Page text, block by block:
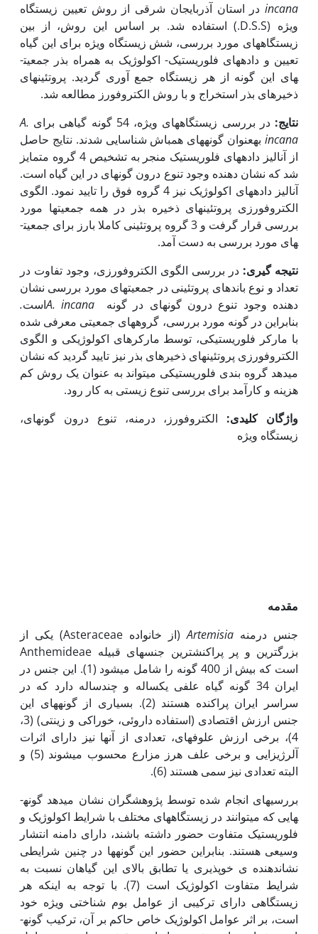
incana در استان آذربایجان شرقی از روش تعیین زیستگاه
ویژه (D.S.S.) استفاده شد. بر اساس این روش، از بین
زیستگاه­های مورد بررسی، شش زیستگاه ویژه برای این گیاه
تعیین و داده­های فلوریستیک- اکولوژیک به همراه بذر جمعیت­
های این گونه از هر زیستگاه جمع آوری گردید. پروتئین­های
ذخیره­ای بذر استخراج و با روش الکتروفورز مطالعه شد.
نتایج: در بررسی زیستگاه­های ویژه، 54 گونه گیاهی برای
A.
incana به­عنوان گونه­های همباش شناسایی شدند. نتایج حاصل
از آنالیز داده­های فلوریستیک منجر به تشخیص 4 گروه متمایز
شد که نشان دهنده وجود تنوع درون گونه­ای در این گیاه است.
آنالیز داده­های اکولوژیک نیز 4 گروه فوق را تایید نمود. الگوی
الکتروفورزی پروتئین­های ذخیره بذر در همه جمعیت­ها مورد
بررسی قرار گرفت و 3 گروه پروتئینی کاملا بارز برای جمعیت­
های مورد بررسی به دست آمد.
نتیجه گیری: در بررسی الگوی الکتروفورزی، وجود تفاوت در
تعداد و نوع باندهای پروتئینی در جمعیت­های مورد بررسی نشان
دهنده وجود تنوع درون گونه­ای در گونه
است.
بنابراین در گونه مورد بررسی، گروه­های جمعیتی معرفی شده
با مارکر فلوریستیکی، توسط مارکر­های اکولوژیکی و الگوی
الکتروفورزی پروتئین­های ذخیره­ای بذر نیز تایید گردید که نشان
می­دهد گروه بندی فلوریستیکی می­تواند به عنوان یک روش کم
هزینه و کارآمد برای بررسی تنوع زیستی به کار رود.
واژگان کلیدی: الکتروفورز، درمنه، تنوع درون گونه­ای،
زیستگاه ویژه
مقدمه
جنس درمنه Artemisia
(از خانواده Asteraceae) یکی از
بزرگترین و پر پراکنش­ترین جنس­های قبیله Anthemideae
است که بیش از 400 گونه را شامل می­شود (1). این جنس در
ایران 34 گونه گیاه علفی یکساله و چندساله دارد که در
سراسر ایران پراکنده هستند (2). بسیاری از گونه­های این
جنس ارزش اقتصادی (استفاده داروئی، خوراکی و زینتی) (3،
4)، برخی ارزش علوفه­ای، تعدادی از آن­ها نیز دارای اثرات
آلرژی­زایی و برخی علف هرز مزارع محسوب می­شوند (5) و
البته تعدادی نیز سمی هستند (6).
بررسی­های انجام شده توسط پژوهشگران نشان می­دهد گونه­
هایی که می­توانند در زیستگاه­های مختلف با شرایط اکولوژیک و
فلوریستیک متفاوت حضور داشته باشند، دارای دامنه انتشار
وسیعی هستند. بنابراین حضور این گونه­ها در چنین شرایطی
نشان­دهنده ی خوپذیری یا تطابق بالای این گیاهان نسبت به
شرایط متفاوت اکولوژیک است (7). با توجه به اینکه هر
زیستگاهی دارای ترکیبی از عوامل بوم شناختی ویژه خود
است، بر اثر عوامل اکولوژیک خاص حاکم بر آن، ترکیب گونه­